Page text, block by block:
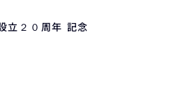
立２０周年 記念